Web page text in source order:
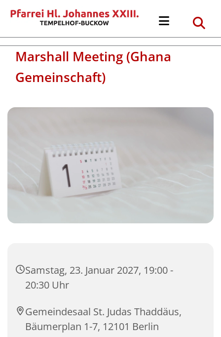
Marshall Meeting (Ghana
Gemeinschaft)
Samstag, 23. Januar 2027, 19:00 -
20:30 Uhr
Gemeindesaal St. Judas Thaddäus,
Bäumerplan 1-7, 12101 Berlin